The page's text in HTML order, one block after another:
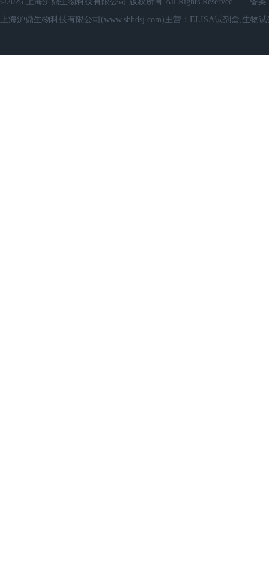
上海沪鼎生物科技有限公司(www.shhdsj.com)主营：ELISA试剂盒,生物